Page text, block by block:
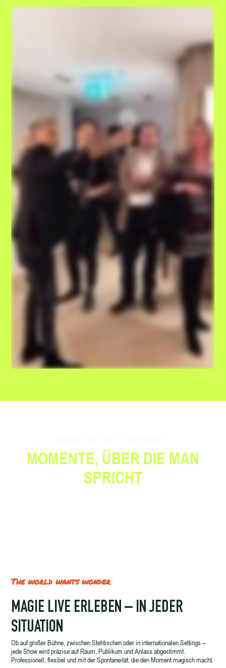
MOMENTE, ÜBER DIE MAN
SPRICHT
The world wants wonder
MAGIE LIVE ERLEBEN – IN JEDER
SITUATION
Ob auf großer Bühne, zwischen Stehtischen oder in internationalen Settings –
jede Show wird präzise auf Raum, Publikum und Anlass abgestimmt.
Professionell, flexibel und mit der Spontaneität, die den Moment magisch macht.